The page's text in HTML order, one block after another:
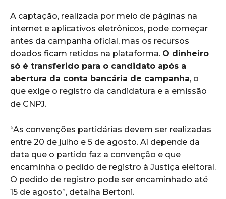
A captação, realizada por meio de páginas na
internet e aplicativos eletrônicos, pode começar
antes da campanha oficial, mas os recursos
doados ficam retidos na plataforma. O dinheiro
só é transferido para o candidato após a
abertura da conta bancária de campanha, o
que exige o registro da candidatura e a emissão
de CNPJ.
“As convenções partidárias devem ser realizadas
entre 20 de julho e 5 de agosto. Aí depende da
data que o partido faz a convenção e que
encaminha o pedido de registro à Justiça eleitoral.
O pedido de registro pode ser encaminhado até
15 de agosto”, detalha Bertoni.